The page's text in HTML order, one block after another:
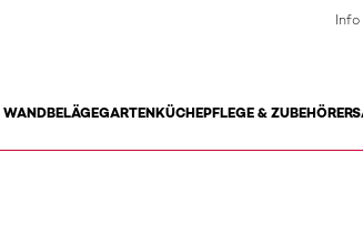
GARTENKÜCHEPFLEGE & ZUBEHÖR
Info